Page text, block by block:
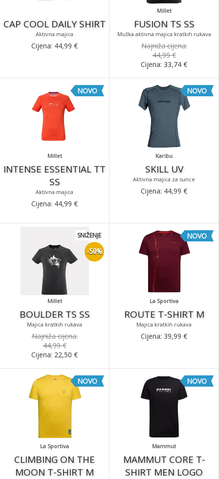
CAP COOL DAILY SHIRT
Aktivna majica
Cijena: 44,99 €
Millet
FUSION TS SS
Muška aktivna majica kratkih rukava
Najniža cijena:
44,99 €
Cijena: 33,74 €
Millet
INTENSE ESSENTIAL TT
SS
Aktivna majica
NOVO
Cijena: 44,99 €
Karibu
SKILL UV
Aktivna majica za sunce
NOVO
Cijena: 44,99 €
Millet
BOULDER TS SS
Majica kratkih rukava
-50%
SNIŽENJE
Najniža cijena:
44,99 €
Cijena: 22,50 €
La Sportiva
ROUTE T-SHIRT M
Majica kratkih rukava
NOVO
Cijena: 39,99 €
La Sportiva
CLIMBING ON THE
MOON T-SHIRT M
NOVO
Mammut
MAMMUT CORE T-
SHIRT MEN LOGO
NOVO